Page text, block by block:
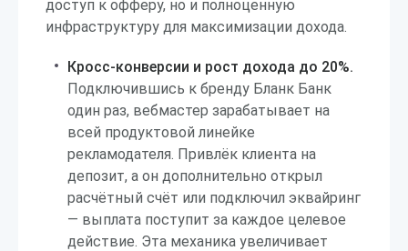
доступ к офферу, но и полноценную
инфраструктуру для максимизации дохода.
Кросс-конверсии и рост дохода до 20%.
Подключившись к бренду Бланк Банк
один раз, вебмастер зарабатывает на
всей продуктовой линейке
рекламодателя. Привлёк клиента на
депозит, а он дополнительно открыл
расчётный счёт или подключил эквайринг
— выплата поступит за каждое целевое
действие. Эта механика увеличивает